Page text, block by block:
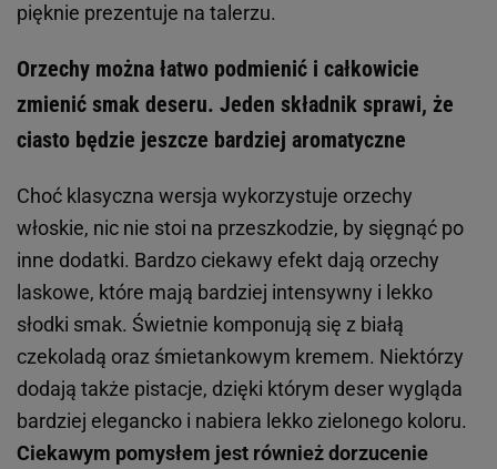
pięknie prezentuje na talerzu.
Orzechy można łatwo podmienić i całkowicie
zmienić smak deseru. Jeden składnik sprawi, że
ciasto będzie jeszcze bardziej aromatyczne
Choć klasyczna wersja wykorzystuje orzechy
włoskie, nic nie stoi na przeszkodzie, by sięgnąć po
inne dodatki. Bardzo ciekawy efekt dają orzechy
laskowe, które mają bardziej intensywny i lekko
słodki smak. Świetnie komponują się z białą
czekoladą oraz śmietankowym kremem. Niektórzy
dodają także pistacje, dzięki którym deser wygląda
bardziej elegancko i nabiera lekko zielonego koloru.
Ciekawym pomysłem jest również dorzucenie